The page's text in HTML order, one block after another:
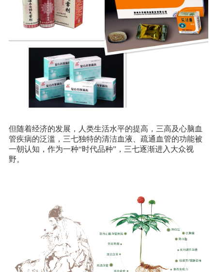
但随着经济的发展，人类生活水平的提高，三高及心脑血
管疾病的泛滥，三七独特的清洁血液、疏通血管的功能被
一朝认知，作为一种“时代品种”，三七逐渐进入大众视
野。